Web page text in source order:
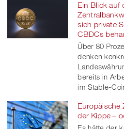
Facebook
on
twitt
er
Ein Blick auf
sich private
CBDCs
Über 80
denken
bereits in
im Stable-
Europäische
der Kippe –